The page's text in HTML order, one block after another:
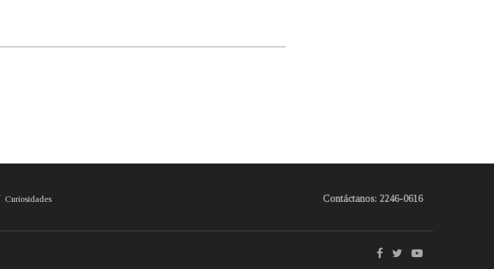
Curiosidades Contáctanos: 2246-0616